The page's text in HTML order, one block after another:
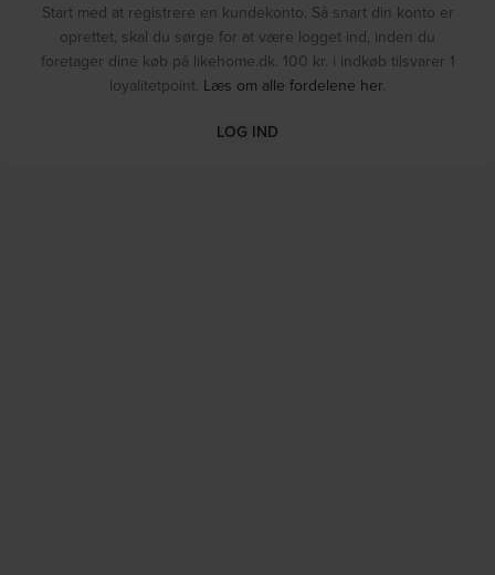
Start med at registrere en kundekonto. Så snart din konto er
oprettet, skal du sørge for at være logget ind, inden du
foretager dine køb på likehome.dk. 100 kr. i indkøb tilsvarer 1
loyalitetpoint. Læs om alle fordelene her.
LOG IND